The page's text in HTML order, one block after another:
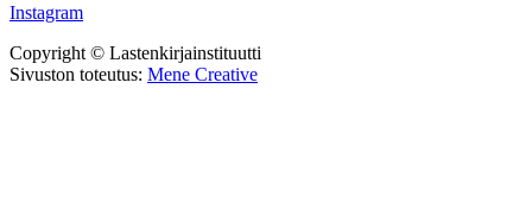
Instagram
Copyright © Lastenkirjainstituutti
Sivuston toteutus: Mene Creative